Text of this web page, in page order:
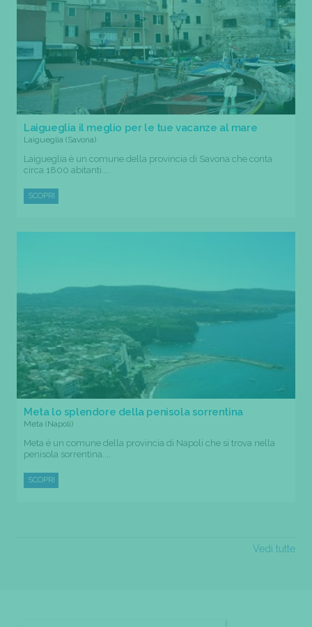
Laigueglia il meglio per le tue vacanze al mare
Laigueglia (Savona)
Laigueglia è un comune della provincia di Savona che conta
circa 1800 abitanti....
SCOPRI
Meta lo splendore della penisola sorrentina
Meta (Napoli)
Meta è un comune della provincia di Napoli che si trova nella
penisola sorrentina....
SCOPRI
Vedi tutte